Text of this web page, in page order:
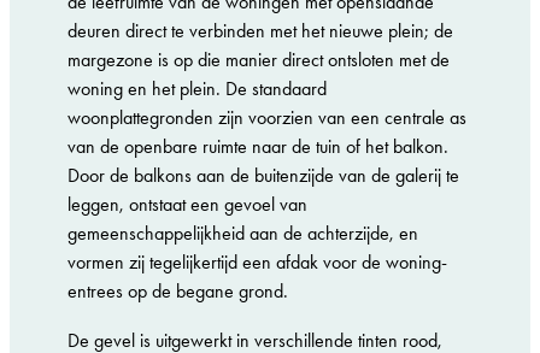
deuren direct te verbinden met het nieuwe plein; de
margezone is op die manier direct ontsloten met de
woning en het plein. De standaard
woonplattegronden zijn voorzien van een centrale as
van de openbare ruimte naar de tuin of het balkon.
Door de balkons aan de buitenzijde van de galerij te
leggen, ontstaat een gevoel van
gemeenschappelijkheid aan de achterzijde, en
vormen zij tegelijkertijd een afdak voor de woning-
entrees op de begane grond.
De gevel is uitgewerkt in verschillende tinten rood,